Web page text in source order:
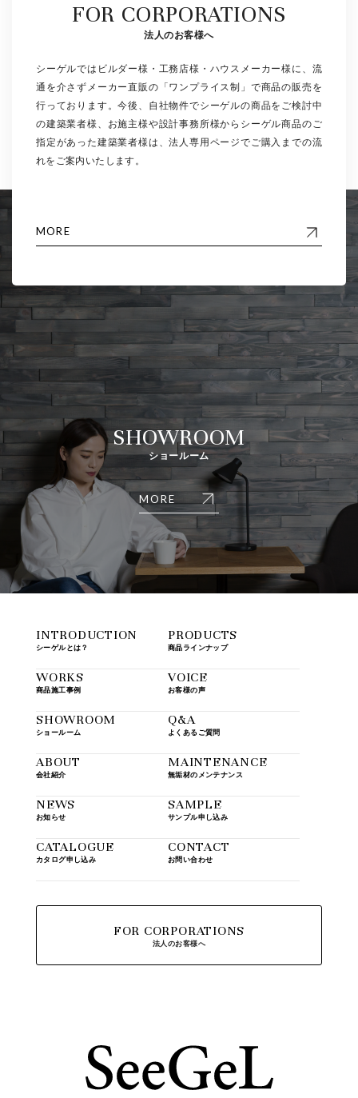
FOR CORPORATIONS
法人のお客様へ
シーゲルではビルダー様・工務店様・ハウスメーカー様に、流
通を介さずメーカー直販の「ワンプライス制」で商品の販売を
行っております。今後、自社物件でシーゲルの商品をご検討中
の建築業者様、お施主様や設計事務所様からシーゲル商品のご
指定があった建築業者様は、法人専用ページでご購入までの流
れをご案内いたします。
MORE
SHOWROOM
ショールーム
MORE
INTRODUCTION
シーゲルとは？
PRODUCTS
商品ラインナップ
WORKS
商品施工事例
VOICE
お客様の声
SHOWROOM
ショールーム
Q&A
よくあるご質問
ABOUT
会社紹介
MAINTENANCE
無垢材のメンテナンス
NEWS
お知らせ
SAMPLE
サンプル申し込み
CATALOGUE
カタログ申し込み
CONTACT
お問い合わせ
FOR CORPORATIONS
法人のお客様へ